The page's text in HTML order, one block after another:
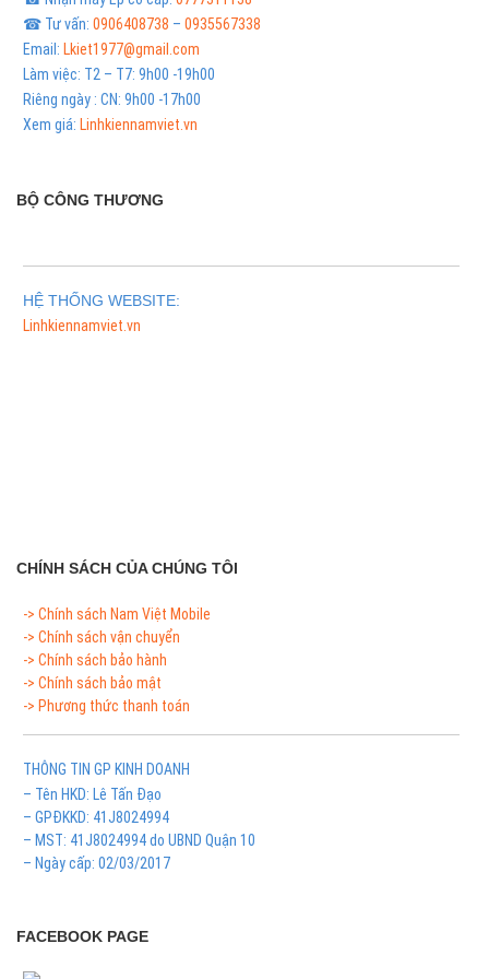
☎ Tư vấn: 0906408738 – 0935567338
Email: Lkiet1977@gmail.com
Làm việc: T2 – T7: 9h00 -19h00
Riêng ngày : CN: 9h00 -17h00
Xem giá: Linhkiennamviet.vn
BỘ CÔNG THƯƠNG
HỆ THỐNG WEBSITE:
Linhkiennamviet.vn
CHÍNH SÁCH CỦA CHÚNG TÔI
-> Chính sách Nam Việt Mobile
-> Chính sách vận chuyển
-> Chính sách bảo hành
-> Chính sách bảo mật
-> Phương thức thanh toán
THÔNG TIN GP KINH DOANH
– Tên HKD: Lê Tấn Đạo
– GPĐKKD: 41J8024994
– MST: 41J8024994 do UBND Quận 10
– Ngày cấp: 02/03/2017
FACEBOOK PAGE